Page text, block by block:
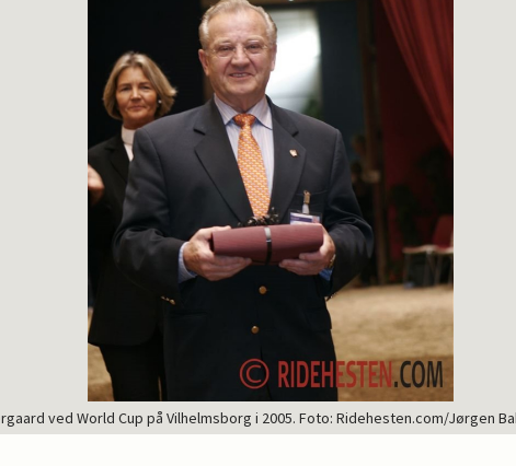
ved World Cup på Vilhelmsborg i 2005. Foto: Ridehesten.com/Jørgen